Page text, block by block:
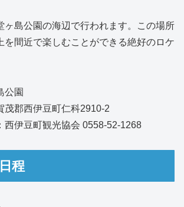
ヶ島公園の海辺で行われます。この場所
を間近で楽しむことができる絶好のロケ
公園
茂郡西伊豆町仁科2910-2
西伊豆町観光協会 0558-52-1268
程